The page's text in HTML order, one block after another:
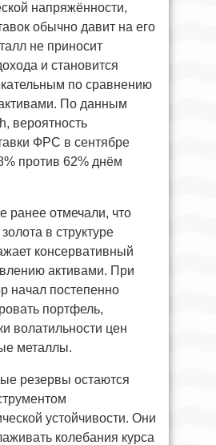
напряжённости,
обычно давит на его
не приносит
и становится
по сравнению
По данным
вероятность
ФРС в сентябре
против 62% днём
ранее отмечали, что
в структуре
консервативный
активами. При
начал постепенно
портфель,
волатильности цен
металлы.
резервы остаются
устойчивости. Они
колебания курса